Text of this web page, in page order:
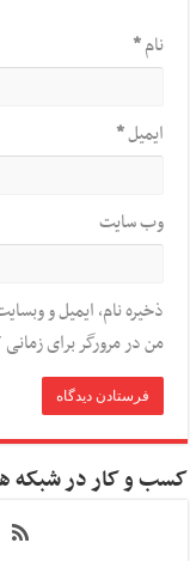
نام*
ایمیل*
وب‌ سایت
ذخیره نام، ایمیل و
من در مرورگر برای
کسب و کار در شبکه